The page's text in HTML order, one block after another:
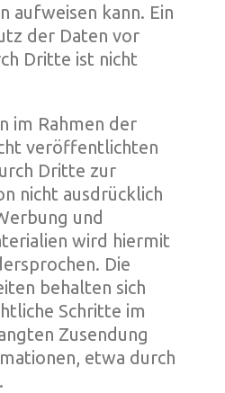
aufweisen kann. Ein
der Daten vor
Dritte ist nicht
im Rahmen der
veröffentlichten
Dritte zur
nicht ausdrücklich
und
wird hiermit
Die
behalten sich
Schritte im
Zusendung
etwa durch